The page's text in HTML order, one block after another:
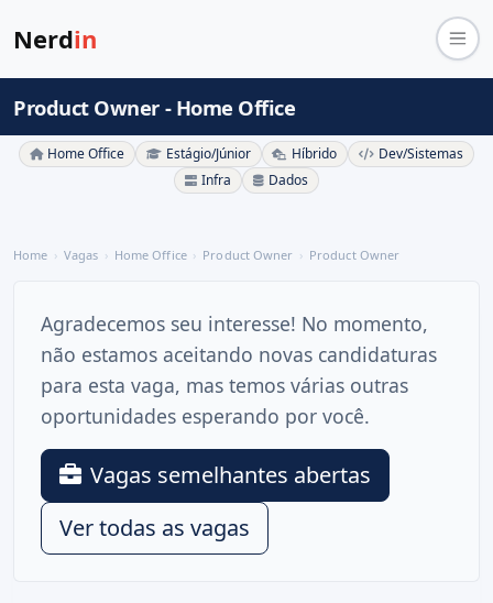
Nerdin
Product Owner - Home Office
Home Office Estágio/Júnior Híbrido
Dev/Sistemas
Infra
Dados
Home Vagas Home Office Product Owner Product Owner
Agradecemos seu interesse! No momento,
não estamos aceitando novas candidaturas
para esta vaga, mas temos várias outras
oportunidades esperando por você.
Vagas semelhantes abertas
Ver todas as vagas